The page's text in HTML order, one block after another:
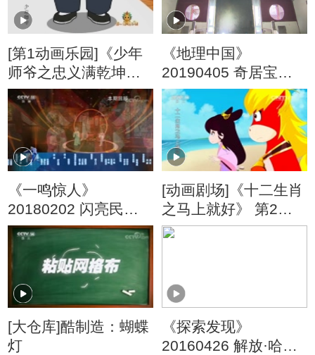
[第1动画乐园]《少年
师爷之忠义满乾坤》
第16集 创意书法
《地理中国》
20190405 奇居宝地
·“南中”奇物
《一鸣惊人》
20180202 闪亮民营
剧团第二季（5）
[动画剧场]《十二生肖
之马上就好》 第2集
银河危机
[大仓库]酷制造：蝴蝶
灯
《探索发现》
20160426 解放·哈尔